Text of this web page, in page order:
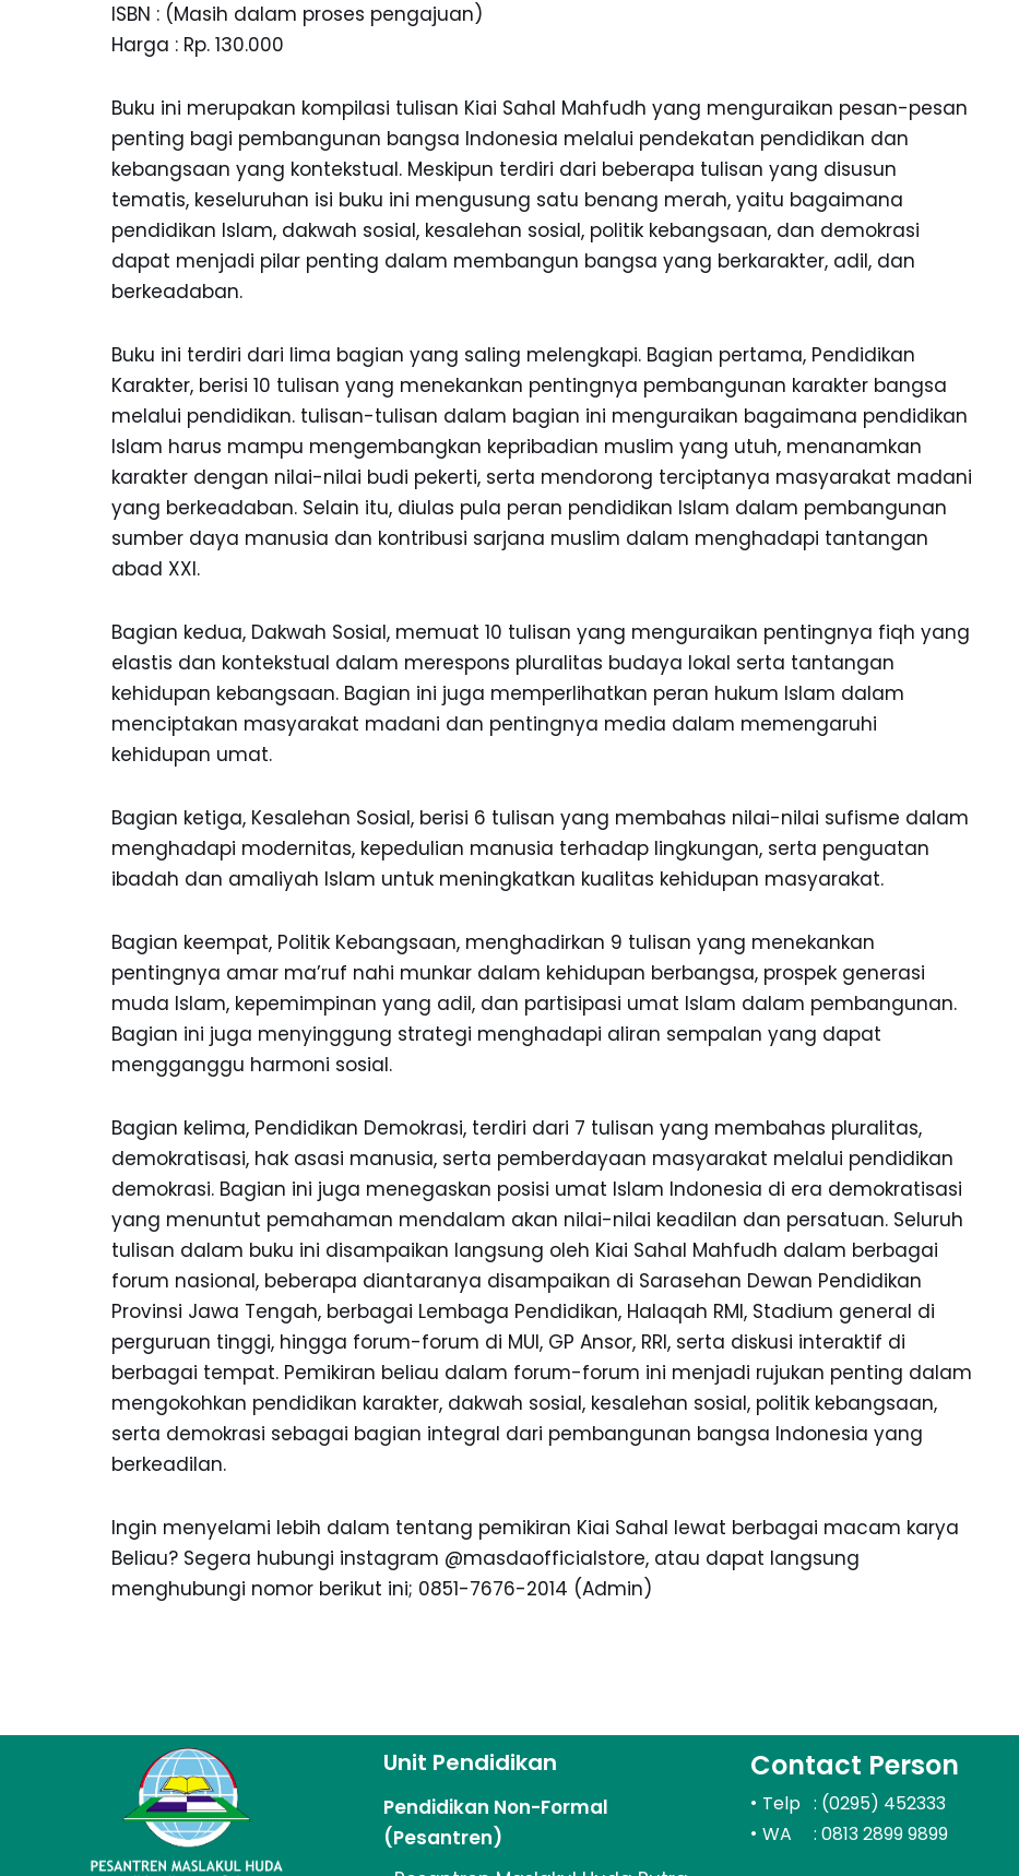
ISBN : (Masih dalam proses pengajuan)
Harga : Rp. 130.000
Buku ini merupakan kompilasi tulisan Kiai Sahal Mahfudh yang menguraikan pesan-pesan
penting bagi pembangunan bangsa Indonesia melalui pendekatan pendidikan dan
kebangsaan yang kontekstual. Meskipun terdiri dari beberapa tulisan yang disusun
tematis, keseluruhan isi buku ini mengusung satu benang merah, yaitu bagaimana
pendidikan Islam, dakwah sosial, kesalehan sosial, politik kebangsaan, dan demokrasi
dapat menjadi pilar penting dalam membangun bangsa yang berkarakter, adil, dan
berkeadaban.
Buku ini terdiri dari lima bagian yang saling melengkapi. Bagian pertama, Pendidikan
Karakter, berisi 10 tulisan yang menekankan pentingnya pembangunan karakter bangsa
melalui pendidikan. tulisan-tulisan dalam bagian ini menguraikan bagaimana pendidikan
Islam harus mampu mengembangkan kepribadian muslim yang utuh, menanamkan
karakter dengan nilai-nilai budi pekerti, serta mendorong terciptanya masyarakat madani
yang berkeadaban. Selain itu, diulas pula peran pendidikan Islam dalam pembangunan
sumber daya manusia dan kontribusi sarjana muslim dalam menghadapi tantangan
abad XXI.
Bagian kedua, Dakwah Sosial, memuat 10 tulisan yang menguraikan pentingnya fiqh yang
elastis dan kontekstual dalam merespons pluralitas budaya lokal serta tantangan
kehidupan kebangsaan. Bagian ini juga memperlihatkan peran hukum Islam dalam
menciptakan masyarakat madani dan pentingnya media dalam memengaruhi
kehidupan umat.
Bagian ketiga, Kesalehan Sosial, berisi 6 tulisan yang membahas nilai-nilai sufisme dalam
menghadapi modernitas, kepedulian manusia terhadap lingkungan, serta penguatan
ibadah dan amaliyah Islam untuk meningkatkan kualitas kehidupan masyarakat.
Bagian keempat, Politik Kebangsaan, menghadirkan 9 tulisan yang menekankan
pentingnya amar ma’ruf nahi munkar dalam kehidupan berbangsa, prospek generasi
muda Islam, kepemimpinan yang adil, dan partisipasi umat Islam dalam pembangunan.
Bagian ini juga menyinggung strategi menghadapi aliran sempalan yang dapat
mengganggu harmoni sosial.
Bagian kelima, Pendidikan Demokrasi, terdiri dari 7 tulisan yang membahas pluralitas,
demokratisasi, hak asasi manusia, serta pemberdayaan masyarakat melalui pendidikan
demokrasi. Bagian ini juga menegaskan posisi umat Islam Indonesia di era demokratisasi
yang menuntut pemahaman mendalam akan nilai-nilai keadilan dan persatuan. Seluruh
tulisan dalam buku ini disampaikan langsung oleh Kiai Sahal Mahfudh dalam berbagai
forum nasional, beberapa diantaranya disampaikan di Sarasehan Dewan Pendidikan
Provinsi Jawa Tengah, berbagai Lembaga Pendidikan, Halaqah RMI, Stadium general di
perguruan tinggi, hingga forum-forum di MUI, GP Ansor, RRI, serta diskusi interaktif di
berbagai tempat. Pemikiran beliau dalam forum-forum ini menjadi rujukan penting dalam
mengokohkan pendidikan karakter, dakwah sosial, kesalehan sosial, politik kebangsaan,
serta demokrasi sebagai bagian integral dari pembangunan bangsa Indonesia yang
berkeadilan.
Ingin menyelami lebih dalam tentang pemikiran Kiai Sahal lewat berbagai macam karya
Beliau? Segera hubungi instagram @masdaofficialstore, atau dapat langsung
menghubungi nomor berikut ini; 0851-7676-2014 (Admin)
Unit Pendidikan
Pendidikan Non-Formal
(Pesantren)
Contact Person
• Telp : (0295) 452333
• WA : 0813 2899 9899